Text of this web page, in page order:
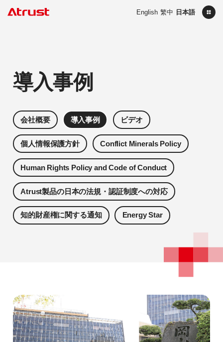
English 繁中 日本語
導入事例
会社概要 導入事例 ビデオ
個人情報保護方針 Conflict Minerals Policy
Human Rights Policy and Code of Conduct
Atrust製品の日本の法規・認証制度への対応
知的財産権に関する通知 Energy Star